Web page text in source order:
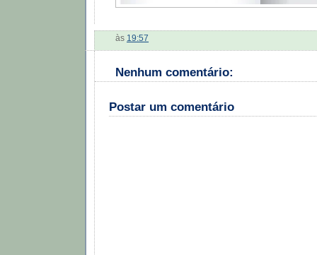
às 19:57
Nenhum comentário:
Postar um comentário